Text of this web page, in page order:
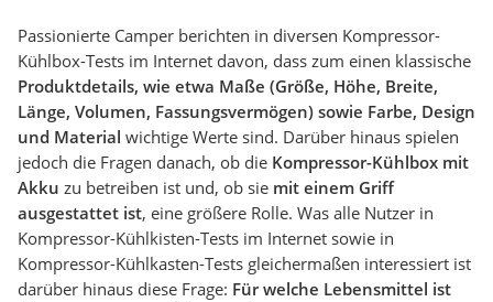
Passionierte Camper berichten in diversen Kompressor-
Kühlbox-Tests im Internet davon, dass zum einen klassische
Produktdetails, wie etwa Maße (Größe, Höhe, Breite,
Länge, Volumen, Fassungsvermögen) sowie Farbe, Design
und Material wichtige Werte sind. Darüber hinaus spielen
jedoch die Fragen danach, ob die Kompressor-Kühlbox mit
Akku zu betreiben ist und, ob sie mit einem Griff
ausgestattet ist, eine größere Rolle. Was alle Nutzer in
Kompressor-Kühlkisten-Tests im Internet sowie in
Kompressor-Kühlkasten-Tests gleichermaßen interessiert ist
darüber hinaus diese Frage: Für welche Lebensmittel ist